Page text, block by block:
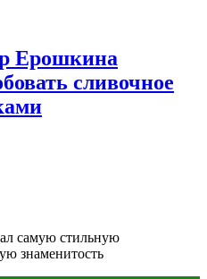
Ерошкина
сливочное
самую стильную
знаменитость